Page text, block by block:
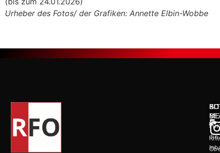
Urheber des Fotos/ der Grafiken: Annette Elbin-Wobbe
Für
die